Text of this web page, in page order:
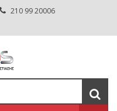
210 99 20006